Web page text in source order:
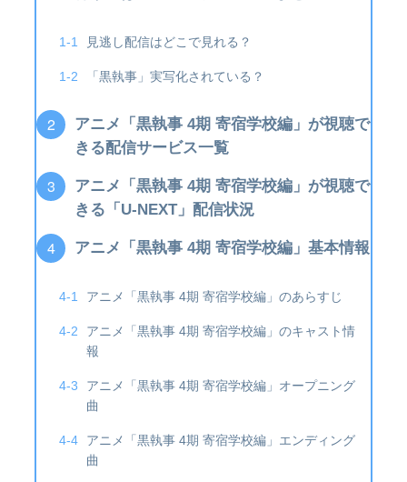
見逃し配信はどこで見れる？
「黒執事」実写化されている？
アニメ「黒執事 4期 寄宿学校編」が視聴で
きる配信サービス一覧
アニメ「黒執事 4期 寄宿学校編」が視聴で
きる「U-NEXT」配信状況
アニメ「黒執事 4期 寄宿学校編」基本情報
アニメ「黒執事 4期 寄宿学校編」のあらすじ
アニメ「黒執事 4期 寄宿学校編」のキャスト情
報
アニメ「黒執事 4期 寄宿学校編」オープニング
曲
アニメ「黒執事 4期 寄宿学校編」エンディング
曲